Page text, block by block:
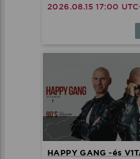
2026.08.15 17:00
HAPPY GANG -és